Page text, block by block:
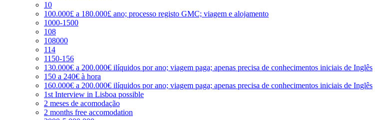
10
100.000£ a 180.000£ ano; processo registo GMC; viagem e alojamento
1000-1500
108
108000
114
1150-156
130.000€ a 200.000€ ilíquidos por ano; viagem paga; apenas precisa de conhecimentos iniciais de Inglês
150 a 240€ à hora
160.000€ a 200.000€ ilíquidos por ano; viagem paga; apenas precisa de conhecimentos iniciais de Inglês
1st Interview in Lisboa possible
2 meses de acomodação
2 months free accomodation